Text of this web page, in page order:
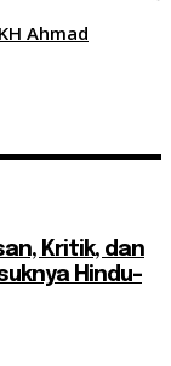
Ahmad
Kritik, dan
Hindu-